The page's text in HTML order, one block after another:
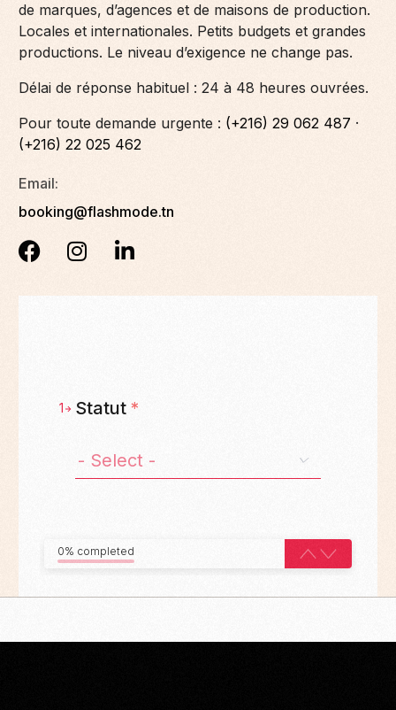
de marques, d’agences et de maisons de production.
Locales et internationales. Petits budgets et grandes
productions. Le niveau d’exigence ne change pas.
Délai de réponse habituel : 24 à 48 heures ouvrées.
Pour toute demande urgente : (+216) 29 062 487 ·
(+216) 22 025 462
Email:
booking@flashmode.tn
1 Statut *
0% completed